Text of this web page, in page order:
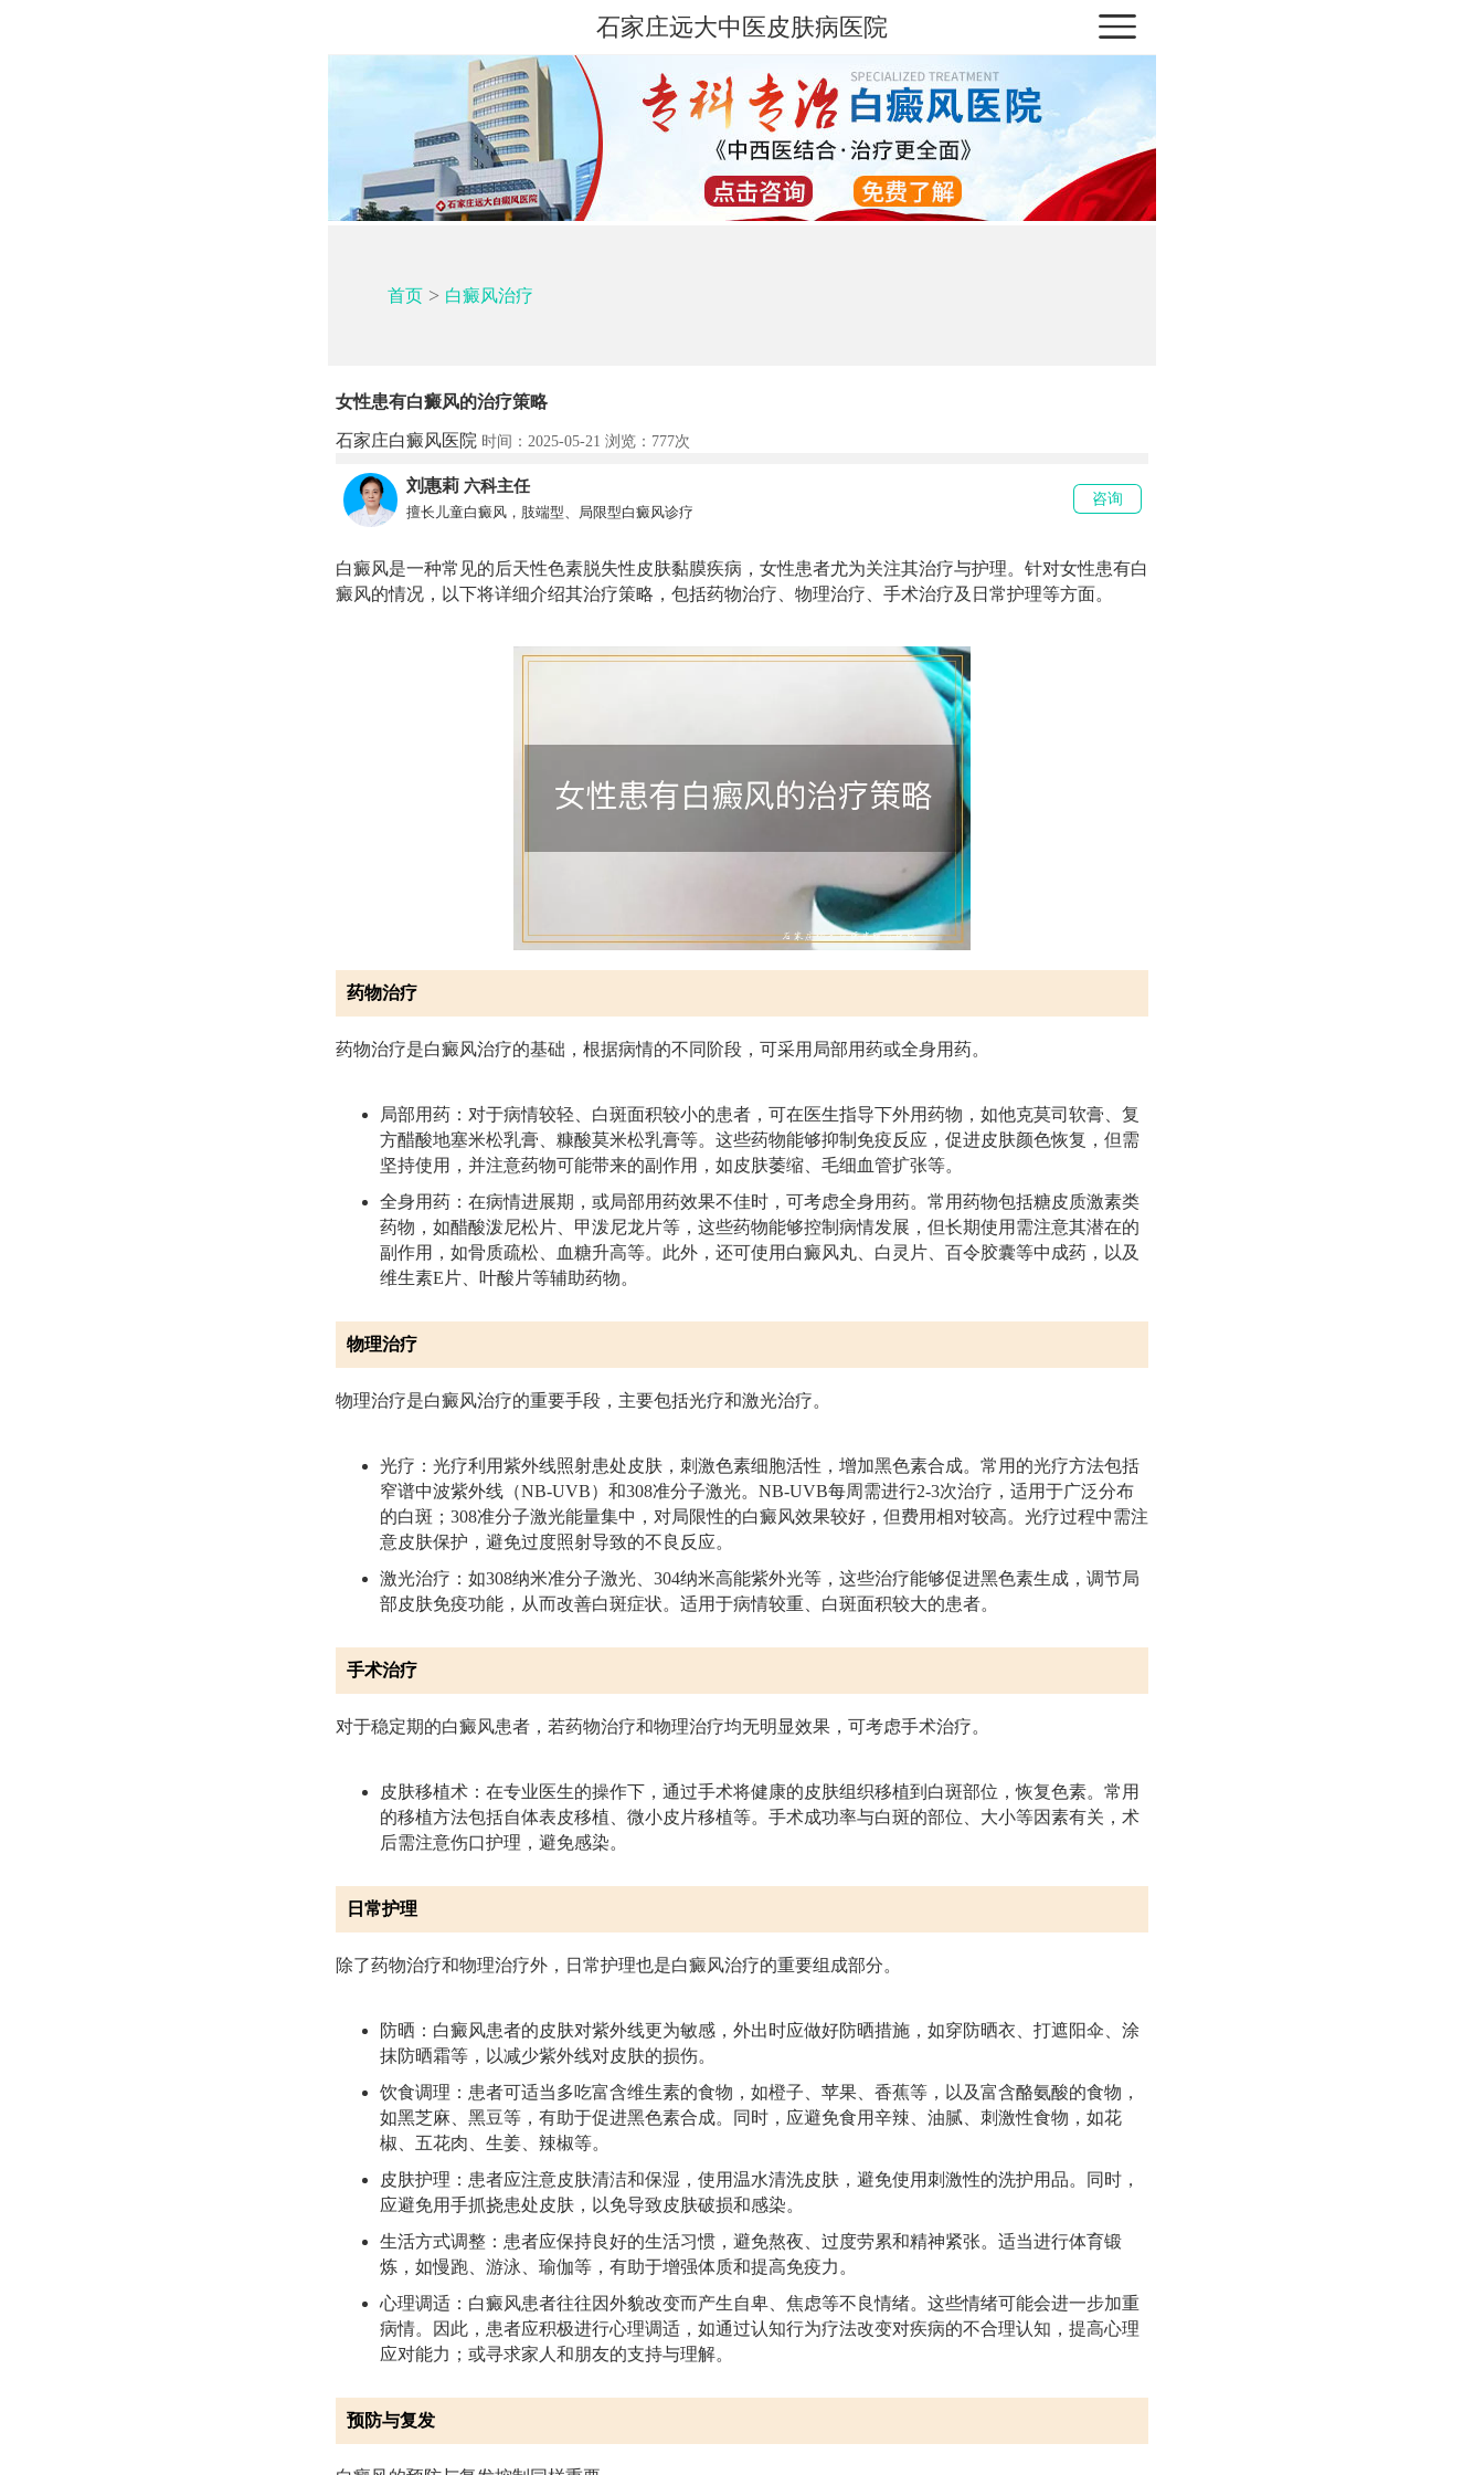
石家庄远大中医皮肤病医院
首页> 白癜风治疗
女性患有白癜风的治疗策略
石家庄白癜风医院 时间：2025-05-21 浏览： 777次
刘惠莉 六科主任
擅长儿童白癜风，肢端型、局限型白癜风诊疗
咨询
白癜风是一种常见的后天性色素脱失性皮肤黏膜疾病，女性患者尤为关注其治疗与护理。针对女性患有白
癜风的情况，以下将详细介绍其治疗策略，包括药物治疗、物理治疗、手术治疗及日常护理等方面。
药物治疗
药物治疗是白癜风治疗的基础，根据病情的不同阶段，可采用局部用药或全身用药。
局部用药：对于病情较轻、白斑面积较小的患者，可在医生指导下外用药物，如他克莫司软膏、复
方醋酸地塞米松乳膏、糠酸莫米松乳膏等。这些药物能够抑制免疫反应，促进皮肤颜色恢复，但需
坚持使用，并注意药物可能带来的副作用，如皮肤萎缩、毛细血管扩张等。
全身用药：在病情进展期，或局部用药效果不佳时，可考虑全身用药。常用药物包括糖皮质激素类
药物，如醋酸泼尼松片、甲泼尼龙片等，这些药物能够控制病情发展，但长期使用需注意其潜在的
副作用，如骨质疏松、血糖升高等。此外，还可使用白癜风丸、白灵片、百令胶囊等中成药，以及
维生素E片、叶酸片等辅助药物。
物理治疗
物理治疗是白癜风治疗的重要手段，主要包括光疗和激光治疗。
光疗：光疗利用紫外线照射患处皮肤，刺激色素细胞活性，增加黑色素合成。常用的光疗方法包括
窄谱中波紫外线（NB-UVB）和308准分子激光。NB-UVB每周需进行2-3次治疗，适用于广泛分布
的白斑；308准分子激光能量集中，对局限性的白癜风效果较好，但费用相对较高。光疗过程中需注
意皮肤保护，避免过度照射导致的不良反应。
激光治疗：如308纳米准分子激光、304纳米高能紫外光等，这些治疗能够促进黑色素生成，调节局
部皮肤免疫功能，从而改善白斑症状。适用于病情较重、白斑面积较大的患者。
手术治疗
对于稳定期的白癜风患者，若药物治疗和物理治疗均无明显效果，可考虑手术治疗。
皮肤移植术：在专业医生的操作下，通过手术将健康的皮肤组织移植到白斑部位，恢复色素。常用
的移植方法包括自体表皮移植、微小皮片移植等。手术成功率与白斑的部位、大小等因素有关，术
后需注意伤口护理，避免感染。
日常护理
除了药物治疗和物理治疗外，日常护理也是白癜风治疗的重要组成部分。
防晒：白癜风患者的皮肤对紫外线更为敏感，外出时应做好防晒措施，如穿防晒衣、打遮阳伞、涂
抹防晒霜等，以减少紫外线对皮肤的损伤。
饮食调理：患者可适当多吃富含维生素的食物，如橙子、苹果、香蕉等，以及富含酪氨酸的食物，
如黑芝麻、黑豆等，有助于促进黑色素合成。同时，应避免食用辛辣、油腻、刺激性食物，如花
椒、五花肉、生姜、辣椒等。
皮肤护理：患者应注意皮肤清洁和保湿，使用温水清洗皮肤，避免使用刺激性的洗护用品。同时，
应避免用手抓挠患处皮肤，以免导致皮肤破损和感染。
生活方式调整：患者应保持良好的生活习惯，避免熬夜、过度劳累和精神紧张。适当进行体育锻
炼，如慢跑、游泳、瑜伽等，有助于增强体质和提高免疫力。
心理调适：白癜风患者往往因外貌改变而产生自卑、焦虑等不良情绪。这些情绪可能会进一步加重
病情。因此，患者应积极进行心理调适，如通过认知行为疗法改变对疾病的不合理认知，提高心理
应对能力；或寻求家人和朋友的支持与理解。
预防与复发